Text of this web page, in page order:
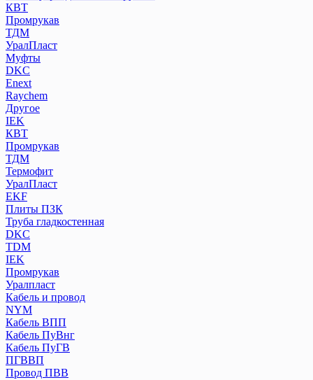
КВТ
Промрукав
ТДМ
УралПласт
Муфты
DKC
Enext
Raychem
Другое
IEK
КВТ
Промрукав
ТДМ
Термофит
УралПласт
EKF
Плиты ПЗК
Труба гладкостенная
DKC
TDM
IEK
Промрукав
Уралпласт
Кабель и провод
NYM
Кабель ВПП
Кабель ПуВнг
Кабель ПуГВ
ПГВВП
Провод ПВВ